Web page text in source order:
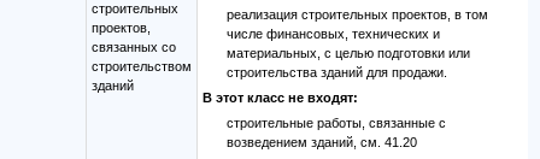
строительных
проектов,
связанных со
строительством
зданий
реализация строительных проектов, в том
числе финансовых, технических и
материальных, с целью подготовки или
строительства зданий для продажи.
В этот класс не входят:
строительные работы, связанные с
возведением зданий, см. 41.20